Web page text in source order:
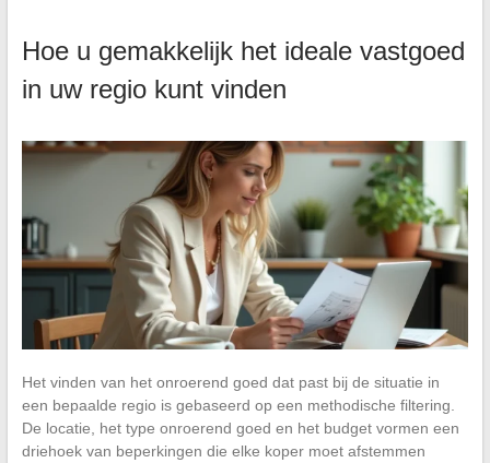
Hoe u gemakkelijk het ideale vastgoed
in uw regio kunt vinden
Het vinden van het onroerend goed dat past bij de situatie in
een bepaalde regio is gebaseerd op een methodische filtering.
De locatie, het type onroerend goed en het budget vormen een
driehoek van beperkingen die elke koper moet afstemmen